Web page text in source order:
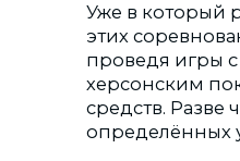
Уже в который
этих
проведя игры
херсонским
средств. Разве
определённых